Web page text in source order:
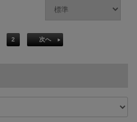
2 次へ